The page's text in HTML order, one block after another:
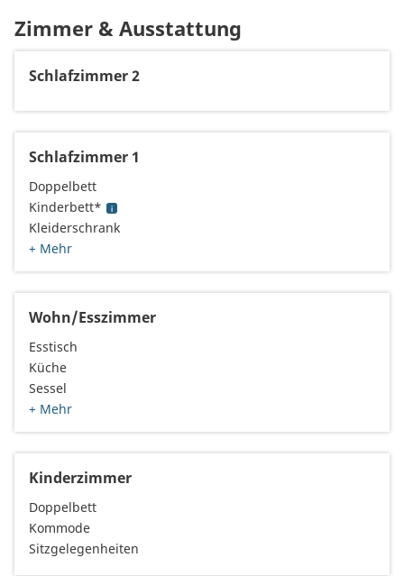
Zimmer & Ausstattung
Schlafzimmer 2
Schlafzimmer 1
Doppelbett
Kinderbett*
Kleiderschrank
+ Mehr
Wohn/Esszimmer
Esstisch
Küche
Sessel
+ Mehr
Kinderzimmer
Doppelbett
Kommode
Sitzgelegenheiten